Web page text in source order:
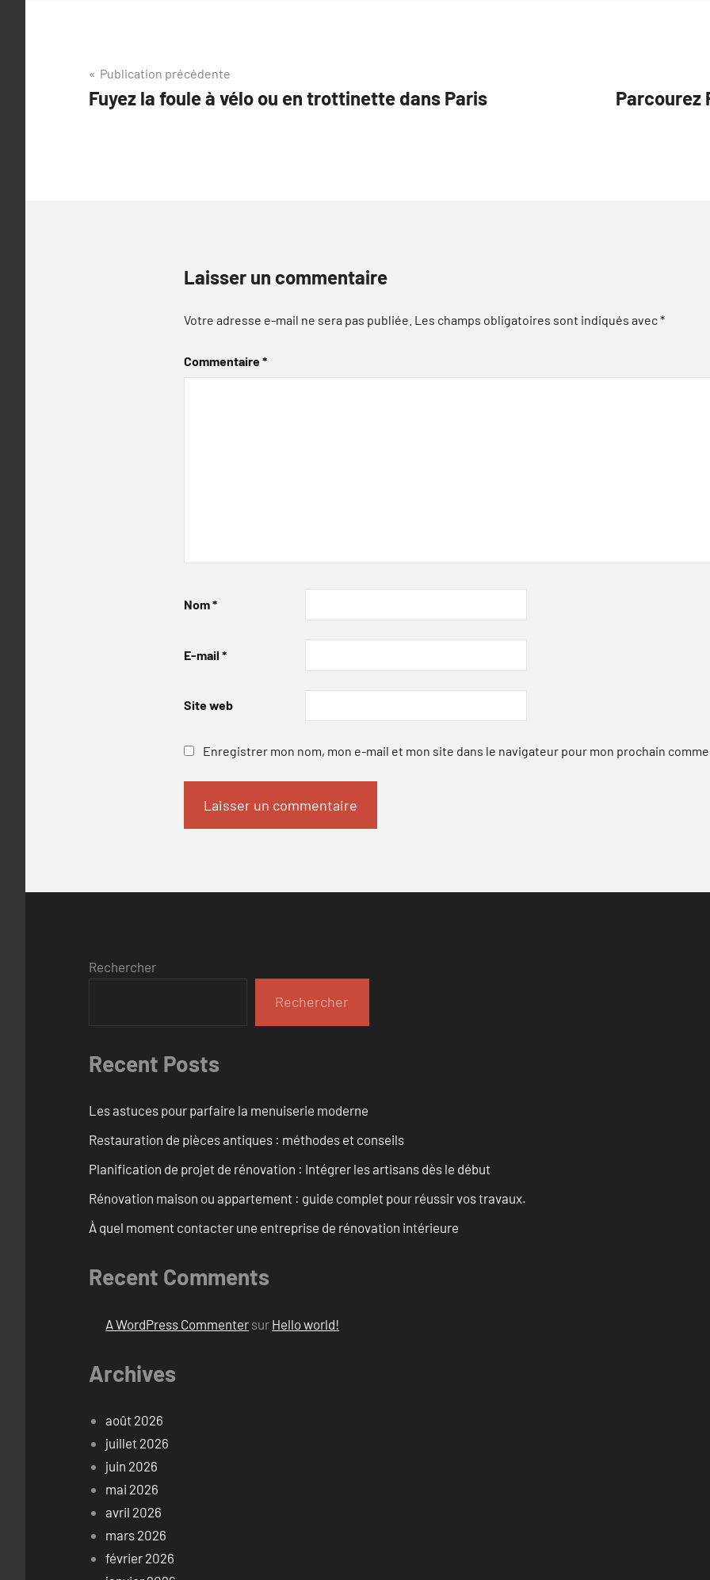
Navigation
de
Publication précédente
Fuyez la foule à vélo ou en trottinette dans Paris
Parcourez
Laisser un commentaire
Votre adresse e-mail ne sera pas publiée. Les champs obligatoires sont indiqués avec*
Commentaire*
Nom*
E-mail *
Site web
Enregistrer mon nom, mon e-mail et mon site dans le navigateur pour mon prochain
Rechercher
Rechercher
Recent Posts
Les astuces pour parfaire la menuiserie moderne
Restauration de pièces antiques : méthodes et conseils
Planification de projet de rénovation : Intégrer les artisans dès le début
Rénovation maison ou appartement : guide complet pour réussir vos travaux.
À quel moment contacter une entreprise de rénovation intérieure
Recent Comments
A WordPress Commenter sur Hello world!
Archives
août 2026
juillet 2026
juin 2026
mai 2026
avril 2026
mars 2026
février 2026